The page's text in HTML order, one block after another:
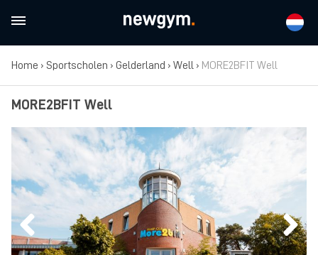
Home › Sportscholen › Gelderland › Well › MORE2BFIT Well
MORE2BFIT Well